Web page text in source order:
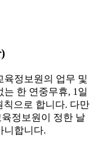
육정보원의 업무 및
한 연중무휴, 1일
칙으로 합니다. 다만
정보원이 정한 날
니합니다.